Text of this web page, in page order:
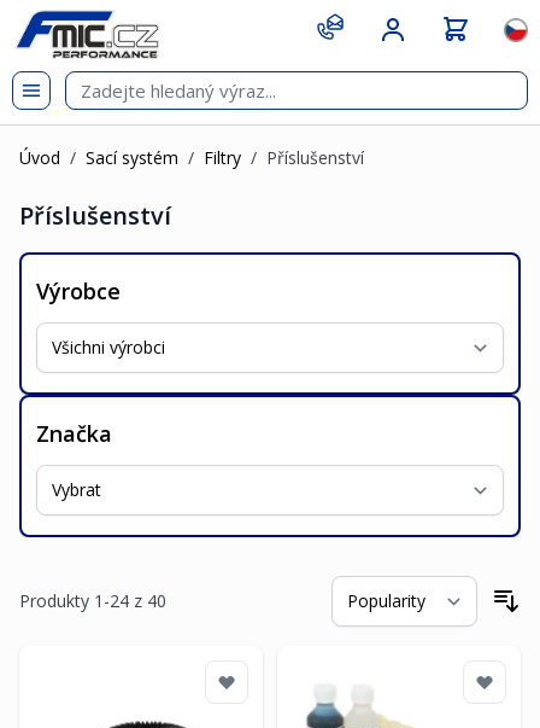
Přejít na obsah
git s
Úvod / Sací systém / Filtry / Příslušenství
Příslušenství
Výrobce
Značka
Produkty 1 -24 z 40